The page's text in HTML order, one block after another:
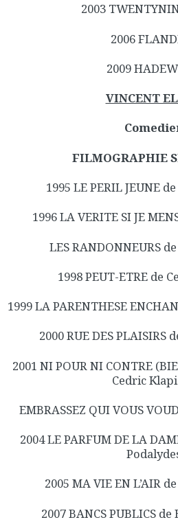
2003
2006
2009
VINCENT
FILMOGRAPHIE
1995 LE PERIL JEUNE
1996 LA VERITE SI JE
LES RANDONNEURS
1998 PEUT-ETRE de
1999 LA PARENTHESE
2000 RUE DES PLAISIRS
2001 NI POUR NI CONTRE
Cedric
EMBRASSEZ QUI VOUS
2004 LE PARFUM DE LA
2005 MA VIE EN L’AIR
2007 BANCS PUBLICS